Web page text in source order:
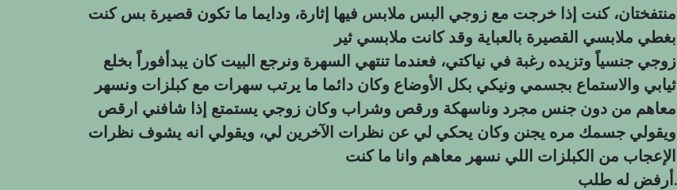
منتفختان، كنت إذا خرجت مع زوجي البس ملابس فيها إثارة، ودايما ما تكون قصيرة بس كنت
بغطي ملابسي القصيرة بالعباية وقد كانت ملابسي ثير
زوجي جنسياً وتزيده رغبة في نياكتي، فعندما تنتهي السهرة ونرجع البيت كان يبدأفوراً بخلع
ثيابي والاستماع بجسمي ونيكي بكل الأوضاع وكان دائما ما يرتب سهرات مع كبلزات ونسهر
معاهم من دون جنس مجرد وناسهكة ورقص وشراب وكان زوجي يستمتع إذا شافني ارقص
ويقولي جسمك مره يجنن وكان يحكي لي عن نظرات الآخرين لي، ويقولي انه يشوف نظرات
الإعجاب من الكبلزات اللي نسهر معاهم وانا ما كنت
أرفض له طلب.